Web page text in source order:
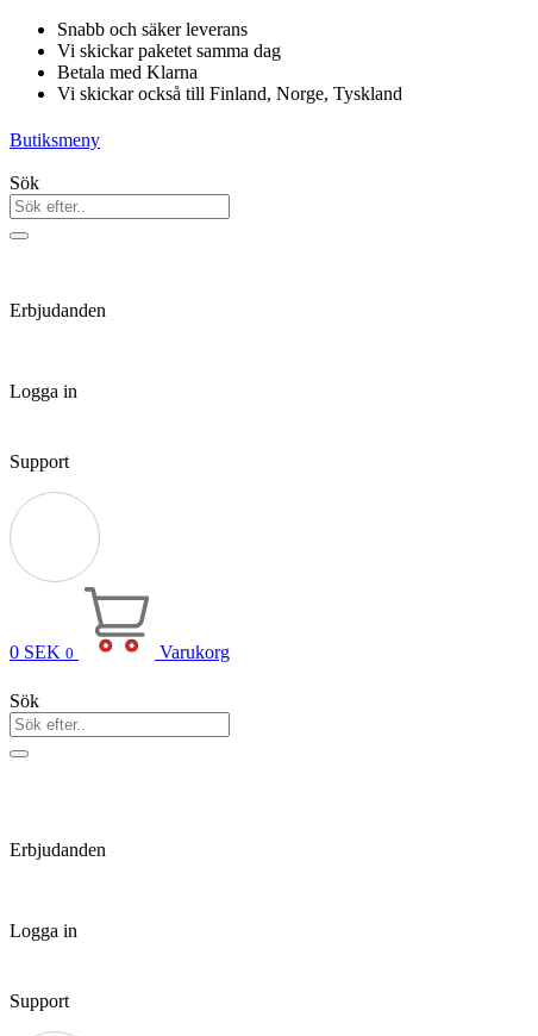
Hoppa
innehåll
Snabb och säker leverans
Vi skickar paketet samma dag
Betala med Klarna
Vi skickar också till Finland, Norge, Tyskland
Butiksmeny
Sök
Erbjudanden
Logga in
Support
0 SEK 0 Varukorg
Sök
Erbjudanden
Logga in
Support